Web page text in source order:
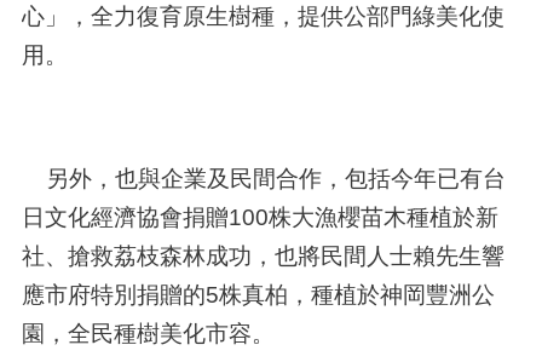
心」，全力復育原生樹種，提供公部門綠美化使
用。
另外，也與企業及民間合作，包括今年已有台
日文化經濟協會捐贈100株大漁櫻苗木種植於新
社、搶救荔枝森林成功，也將民間人士賴先生響
應市府特別捐贈的5株真柏，種植於神岡豐洲公
園，全民種樹美化市容。